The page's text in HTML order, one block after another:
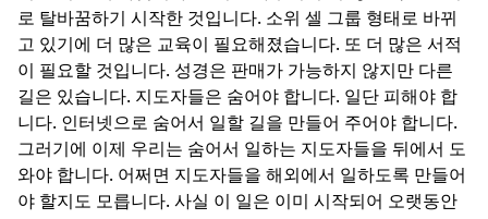
로 탈바꿈하기 시작한 것입니다. 소위 셀 그룹 형태로 바뀌
고 있기에 더 많은 교육이 필요해졌습니다. 또 더 많은 서적
이 필요할 것입니다. 성경은 판매가 가능하지 않지만 다른
길은 있습니다. 지도자들은 숨어야 합니다. 일단 피해야 합
니다. 인터넷으로 숨어서 일할 길을 만들어 주어야 합니다.
그러기에 이제 우리는 숨어서 일하는 지도자들을 뒤에서 도
와야 합니다. 어쩌면 지도자들을 해외에서 일하도록 만들어
야 할지도 모릅니다. 사실 이 일은 이미 시작되어 오랫동안